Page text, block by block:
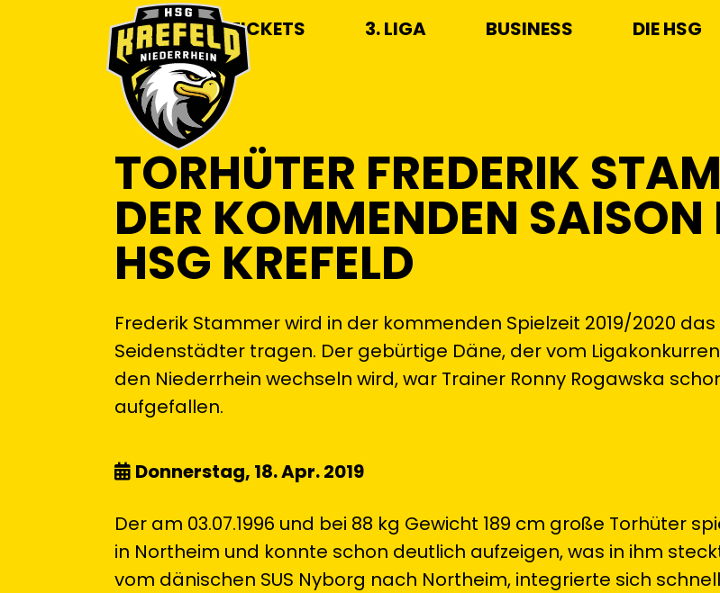
TICKETS 3. LIGA BUSINESS DIE HSG
TORHÜTER FREDERIK
DER KOMMENDEN SAISON
HSG KREFELD
Frederik Stammer wird in der kommenden Spielzeit 2019/2020
Seidenstädter tragen. Der gebürtige Däne, der vom
den Niederrhein wechseln wird, war Trainer Ronny Rogawska
aufgefallen.
Donnerstag, 18. Apr. 2019
Der am 03.07.1996 und bei 88 kg Gewicht 189 cm große Torhüter
in Northeim und konnte schon deutlich aufzeigen, was in ihm
vom dänischen SUS Nyborg nach Northeim, integrierte sich